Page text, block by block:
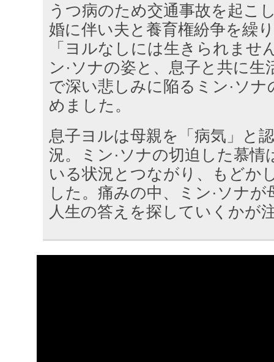
うつ病のため交通事故を起こ
婚に伴い夫と養育権紛争を繰
「ヨルなしには生きられませ
ン·ソナの姿と、息子と共に生
で深い悲しみに陥るミン·ソ
めました。
息子ヨルは母親を「病気」と
況。ミン·ソナの切迫した慕情
いる状況とつながり、もどか
した。痛みの中、ミン·ソナ
人生の答えを探していくかが